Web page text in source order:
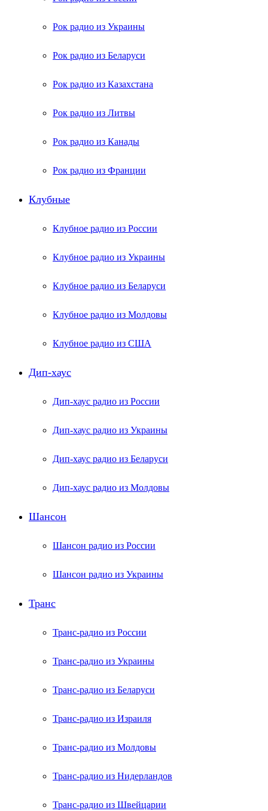
Рок радио из Украины
Рок радио из Беларуси
Рок радио из Казахстана
Рок радио из Литвы
Рок радио из Канады
Рок радио из Франции
Клубные
Клубное радио из России
Клубное радио из Украины
Клубное радио из Беларуси
Клубное радио из Молдовы
Клубное радио из США
Дип-хаус
Дип-хаус радио из России
Дип-хаус радио из Украины
Дип-хаус радио из Беларуси
Дип-хаус радио из Молдовы
Шансон
Шансон радио из России
Шансон радио из Украины
Транс
Транс-радио из России
Транс-радио из Украины
Транс-радио из Беларуси
Транс-радио из Израиля
Транс-радио из Молдовы
Транс-радио из Нидерландов
Транс-радио из Швейцарии